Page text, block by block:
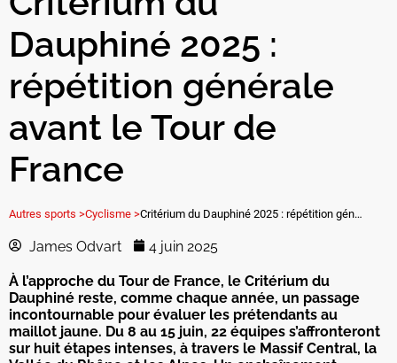
Dauphiné 2025 :
répétition générale
avant le Tour de
France
Autres sports >Cyclisme > Critérium du Dauphiné 2025 : répétition générale avant le Tour de France
James Odvart 4 juin 2025
À l’approche du Tour de France, le Critérium du
Dauphiné reste, comme chaque année, un passage
incontournable pour évaluer les prétendants au
maillot jaune. Du 8 au 15 juin, 22 équipes s’affronteront
sur huit étapes intenses, à travers le Massif Central, la